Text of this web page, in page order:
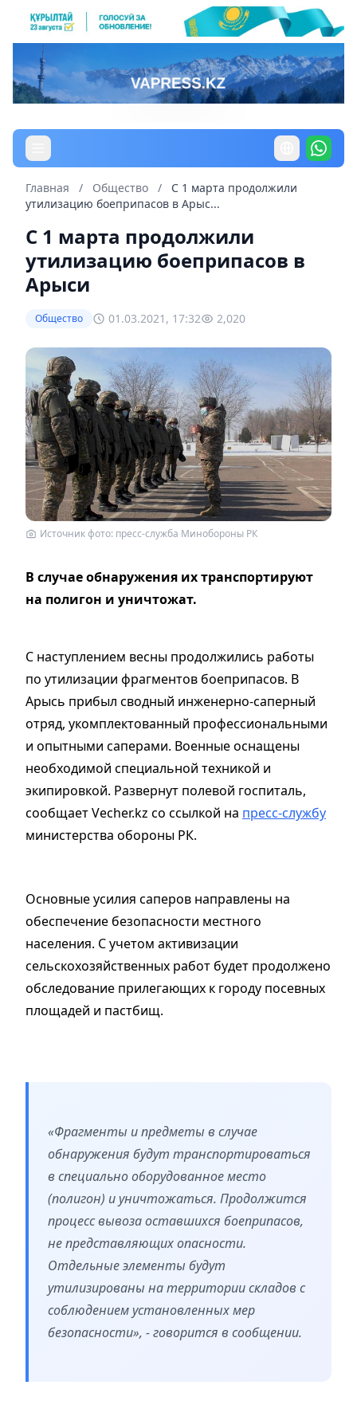
Главная / Общество /
С 1 марта продолжили
утилизацию боеприпасов в Арыс...
С 1 марта продолжили
утилизацию боеприпасов в
Арыси
Общество 01.03.2021, 17:32 2,020
Источник фото: пресс-служба Минобороны РК
В случае обнаружения их транспортируют
на полигон и уничтожат.
С наступлением весны продолжились работы
по утилизации фрагментов боеприпасов. В
Арысь прибыл сводный инженерно-саперный
отряд, укомплектованный профессиональными
и опытными саперами. Военные оснащены
необходимой специальной техникой и
экипировкой. Развернут полевой госпиталь,
сообщает Vecher.kz со ссылкой на пресс-службу
министерства обороны РК.
Основные усилия саперов направлены на
обеспечение безопасности местного
населения. С учетом активизации
сельскохозяйственных работ будет продолжено
обследование прилегающих к городу посевных
площадей и пастбищ.
«Фрагменты и предметы в случае
обнаружения будут транспортироваться
в специально оборудованное место
(полигон) и уничтожаться. Продолжится
процесс вывоза оставшихся боеприпасов,
не представляющих опасности.
Отдельные элементы будут
утилизированы на территории складов с
соблюдением установленных мер
безопасности», - говорится в сообщении.